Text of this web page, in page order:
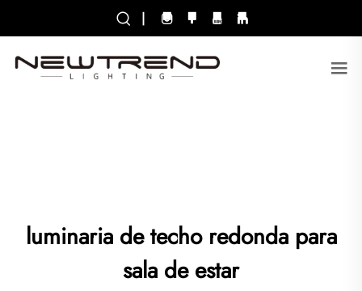
|
luminaria de techo redonda para
sala de estar